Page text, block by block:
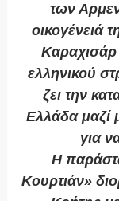
των
οικογένειά
Καραχισάρ
ελληνικού
ζει την
Ελλάδα μαζί
για
Η
Κουρτιάν»